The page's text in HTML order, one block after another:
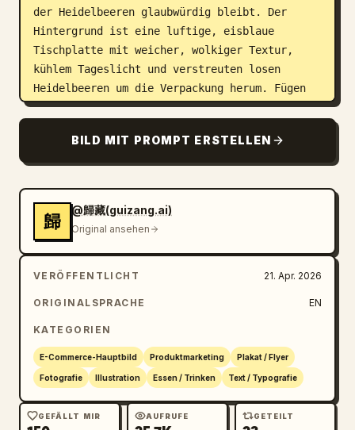
der Heidelbeeren glaubwürdig bleibt. Der
Hintergrund ist eine luftige, eisblaue
Tischplatte mit weicher, wolkiger Textur,
kühlem Tageslicht und verstreuten losen
Heidelbeeren um die Verpackung herum. Fügen
Sie einige unscharfe grüne Blätter hinzu, die
hineinragen, um ein frisches, natürliches
Gefühl zu erzeugen. Fügen Sie in der oberen
hinzu, das die ursprüngliche
Produktverpackung von oben auf einer warmen
braunen Oberfläche zeigt, wie eine Referenz-
Miniaturansicht. Erstellen Sie auf der linken
Seite chinesische Werbetypografie mit einer
großen dunkelblauen Kalligrafie-Überschrift
新鲜蓝莓 自然之选
Platzieren Sie darunter 3 vertikal gestapelte
Funktionssymbole mit kurzen chinesischen
natürliche Reife, ein Fruchtsymbol für
BILD MIT PROMPT ERSTELLEN
歸
@歸藏(guizang.ai)
Original ansehen
VERÖFFENTLICHT 21. Apr. 2026
ORIGINALSPRACHE EN
KATEGORIEN
E-Commerce-Hauptbild Produktmarketing Plakat / Flyer
Fotografie Illustration Essen / Trinken Text / Typografie
GEFÄLLT MIR AUFRUFE GETEILT